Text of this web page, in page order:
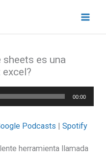
sheets es una
00:00
Podcasts |Spotify
herramienta llamada